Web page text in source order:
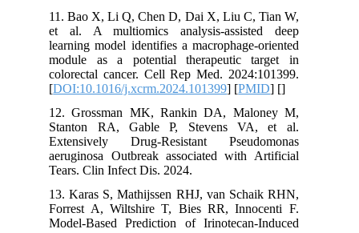
11. Bao X, Li Q, Chen D, Dai X, Liu C, Tian W,
et al. A multiomics analysis-assisted deep
learning model identifies a macrophage-oriented
module as a potential therapeutic target in
colorectal cancer. Cell Rep Med. 2024:101399.
[DOI:10.1016/j.xcrm.2024.101399] [PMID] [
12. Grossman MK, Rankin DA, Maloney M,
Stanton RA, Gable P, Stevens VA, et al.
Extensively Drug-Resistant Pseudomonas
aeruginosa Outbreak associated with Artificial
Tears. Clin Infect Dis. 2024.
13. Karas S, Mathijssen RHJ, van Schaik RHN,
Forrest A, Wiltshire T, Bies RR, Innocenti F.
Model-Based Prediction of Irinotecan-Induced